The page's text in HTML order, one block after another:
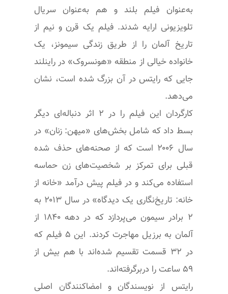
به‌عنوان فیلم بلند و هم به‌عنوان سریال
تلویزیونی ارایه شدند. فیلم یک قرن و نیم از
تاریخ آلمان را از طریق زندگی سیمونز، یک
خانواده خیالی از منطقه «هونسروک» در راینلند
جایی که رایتس در آن بزرگ شده است، نشان
می‌دهد.
کارگردان این فیلم را در ۲ اثر دنباله‌ای دیگر
بسط داد که شامل بخش‌های «میهن: زنان» در
سال ۲۰۰۶ است که از صحنه‌های حذف شده
قبلی برای تمرکز بر شخصیت‌های زن حماسه
استفاده می‌کند و در فیلم پیش درآمد «خانه از
خانه: تاریخ‌نگاری یک دیدگاه» در سال ۲۰۱۳ به
۲ برادر سیمون می‌پردازد که در دهه ۱۸۴۰ از
آلمان به برزیل مهاجرت کردند. این ۵ فیلم که
در ۳۲ قسمت تقسیم شده‌اند با هم بیش از
۵۹ ساعت را دربرگرفته‌اند.
رایتس از نویسندگان و امضاکنندگان اصلی